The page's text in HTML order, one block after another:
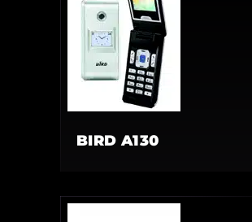
BIRD A130